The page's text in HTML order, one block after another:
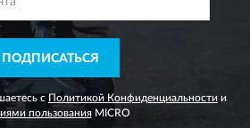
ПОДПИСАТЬСЯ
с Политикой Конфиденциальности и
пользованияMICRO